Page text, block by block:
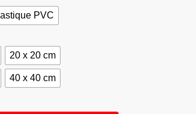
PVC
20 x 20 cm
40 x 40 cm